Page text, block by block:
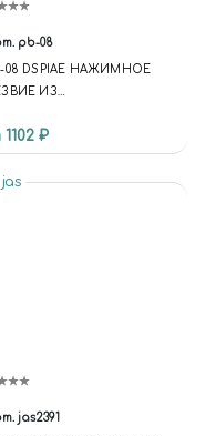
pb-08
08 DSPIAE НАЖИМНОЕ
ИЗ
₽
jas
jas2391